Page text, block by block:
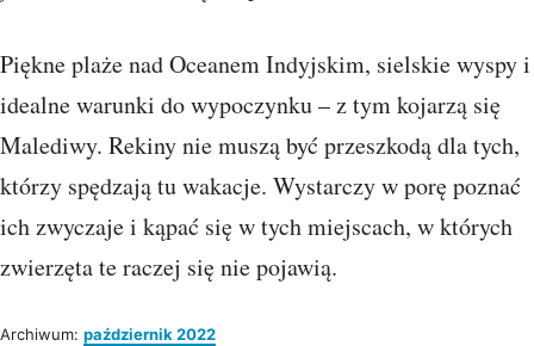
Piękne plaże nad Oceanem Indyjskim, sielskie wyspy i
idealne warunki do wypoczynku – z tym kojarzą się
Malediwy. Rekiny nie muszą być przeszkodą dla tych,
którzy spędzają tu wakacje. Wystarczy w porę poznać
ich zwyczaje i kąpać się w tych miejscach, w których
zwierzęta te raczej się nie pojawią.
Archiwum: październik 2022